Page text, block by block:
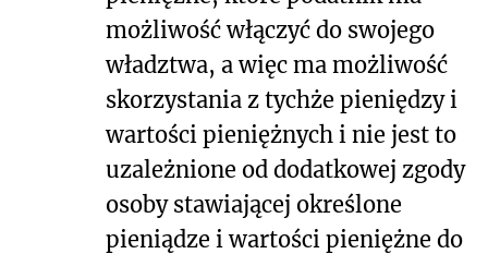
możliwość włączyć do swojego
władztwa, a więc ma możliwość
skorzystania z tychże pieniędzy i
wartości pieniężnych i nie jest to
uzależnione od dodatkowej zgody
osoby stawiającej określone
pieniądze i wartości pieniężne do